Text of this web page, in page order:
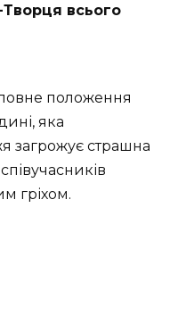
Творця всього
положення
яка
загрожує страшна
гріхом.